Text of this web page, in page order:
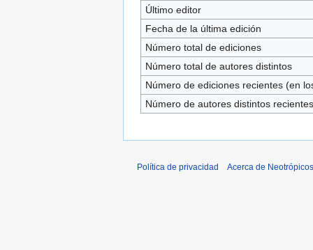
Último editor
Fecha de la última edición
Número total de ediciones
Número total de autores distintos
Número de ediciones recientes (en
Número de autores distintos recientes
Política de privacidad Acerca de Neotrópicos